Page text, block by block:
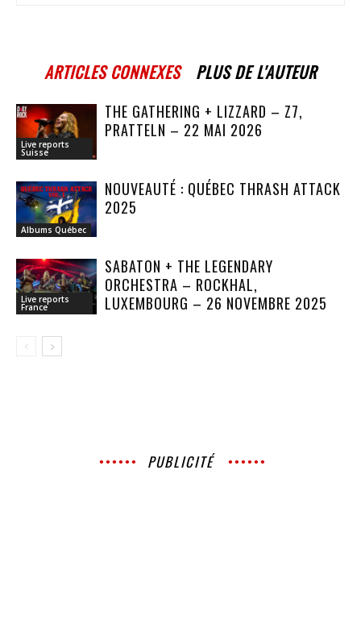
ARTICLES CONNEXES PLUS DE L'AUTEUR
Live reports
Suisse
THE GATHERING + LIZZARD – Z7,
PRATTELN – 22 MAI 2026
Albums Québec
NOUVEAUTÉ : QUÉBEC THRASH ATTACK
2025
Live reports
France
SABATON + THE LEGENDARY
ORCHESTRA – ROCKHAL,
LUXEMBOURG – 26 NOVEMBRE 2025
PUBLICITÉ